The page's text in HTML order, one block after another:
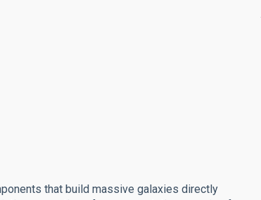
that build massive galaxies directly